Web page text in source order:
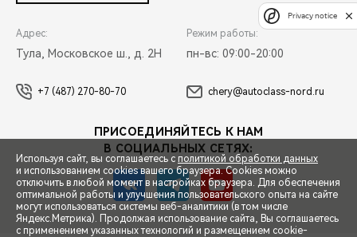
СПЕЦПРЕДЛОЖЕНИЯ
Адрес:
Тула, Московское ш., д. 2Н
Режим работы:
пн-вс: 09:00-20:00
+7 (487) 270-80-70 chery@autoclass-nord.ru
ПРИСОЕДИНЯЙТЕСЬ К НАМ
В СОЦИАЛЬНЫХ СЕТЯХ:
Используя сайт, вы соглашаетесь с политикой обработки данных
и использованием cookies вашего браузера. Cookies можно
отключить в любой момент в настройках браузера. Для обеспечения
оптимальной работы и улучшения пользовательского опыта на сайте
могут использоваться системы веб-аналитики (в том числе
Яндекс.Метрика). Продолжая использование сайта, Вы соглашаетесь
с применением указанных технологий и размещением cookie-
Privacy notice